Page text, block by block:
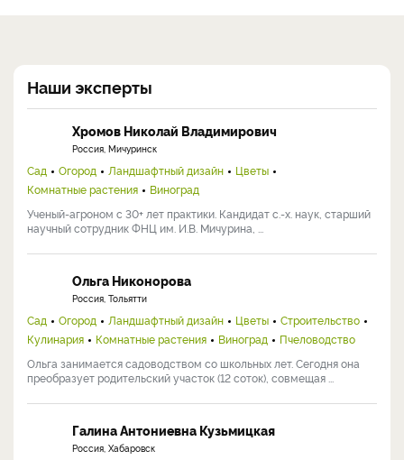
Наши эксперты
Хромов Николай Владимирович
Россия, Мичуринск
Сад Огород Ландшафтный дизайн
Цветы
Комнатные растения
Виноград
Ученый-агроном с 30+ лет практики. Кандидат с.-х. наук, старший
научный сотрудник ФНЦ им. И.В. Мичурина, ...
Ольга Никонорова
Россия, Тольятти
Сад Огород Ландшафтный дизайн Цветы
Строительство
Кулинария
Комнатные растения Виноград
Пчеловодство
Ольга занимается садоводством со школьных лет. Сегодня она
преобразует родительский участок (12 соток), совмещая ...
Галина Антониевна Кузьмицкая
Россия, Хабаровск